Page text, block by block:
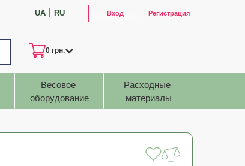
UA RU Вход Регистрация
0 грн.
Весовое
оборудование
Расходные
материалы